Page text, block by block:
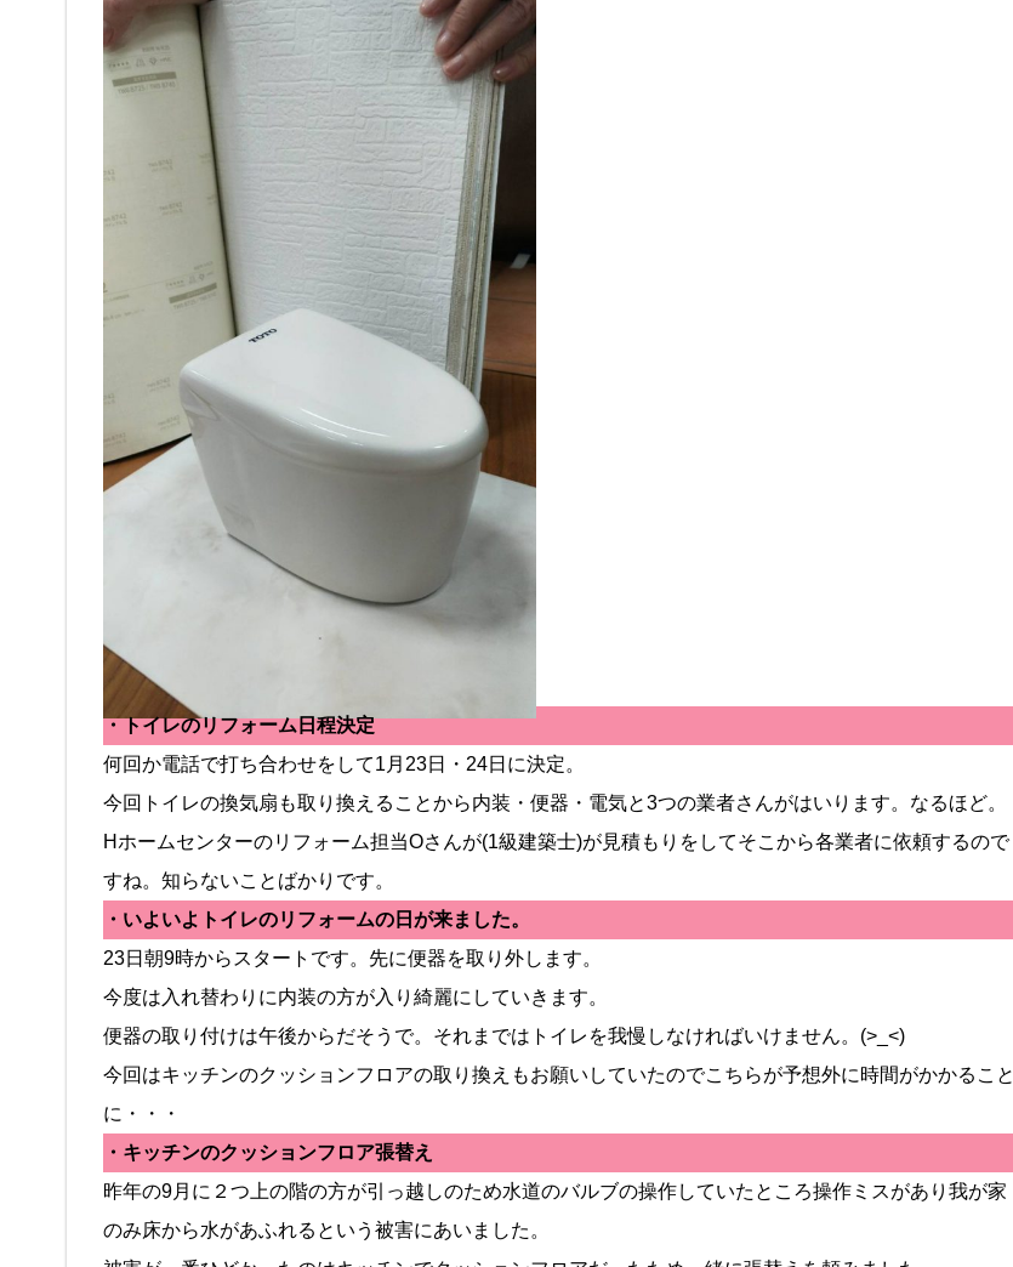
・トイレのリフォーム日程決定
何回か電話で打ち合わせをして1月23日・24日に決定。
今回トイレの換気扇も取り換えることから内装・便器・電気と3つの業者さんがはいります。なるほど。
Hホームセンターのリフォーム担当Oさんが(1級建築士)が見積もりをしてそこから各業者に依頼するので
すね。知らないことばかりです。
・いよいよトイレのリフォームの日が来ました。
23日朝9時からスタートです。先に便器を取り外します。
今度は入れ替わりに内装の方が入り綺麗にしていきます。
便器の取り付けは午後からだそうで。それまではトイレを我慢しなければいけません。(>_<)
今回はキッチンのクッションフロアの取り換えもお願いしていたのでこちらが予想外に時間がかかること
に・・・
・キッチンのクッションフロア張替え
昨年の9月に２つ上の階の方が引っ越しのため水道のバルブの操作していたところ操作ミスがあり我が家
のみ床から水があふれるという被害にあいました。